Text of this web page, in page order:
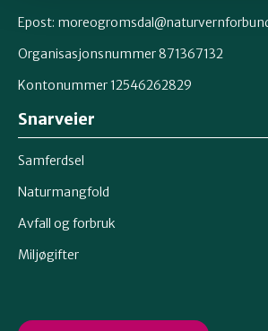
Epost:
Organisasjonsnummer 871367132
Kontonummer 12546262829
Snarveier
Samferdsel
Naturmangfold
Avfall og forbruk
Miljøgifter